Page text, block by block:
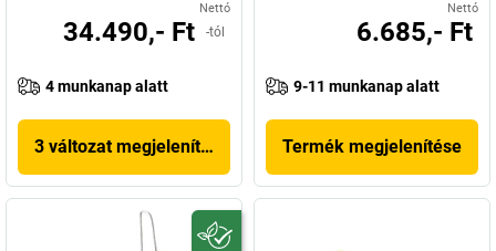
Nettó
34.490,- Ft -tól
4 munkanap alatt
3 változat megjelenítése
Nettó
6.685,- Ft
9-11 munkanap alatt
Termék megjelenítése